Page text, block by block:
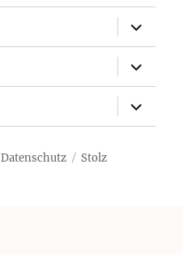
öffnen
öffnen
öffnen
Datenschutz
Stolz